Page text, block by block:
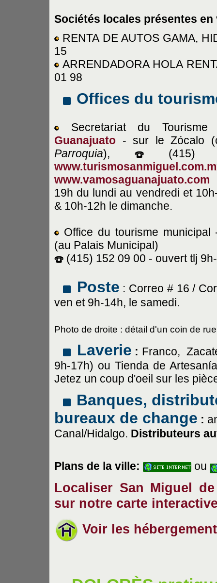
Sociétés locales présentes en
RENTA DE AUTOS GAMA,
15
ARRENDADORA HOLA
01 98
Offices du
Secretaríat du
Guanajuato - sur le Zócalo
Parroquia),
(415)
www.vamosaguanajuato.com
19h du lundi au vendredi et
& 10h-12h le dimanche.
Office du tourisme
(au Palais Municipal)
(415) 152 09 00 - ouvert tlj
Poste : Correo # 16 /
ven et 9h-14h, le samedi.
Photo de droite : détail d'un coin de
Laverie : Franco,
9h-17h) ou Tienda de
Jetez un coup d'oeil sur les
Banques,
bureaux de change :
Canal/Hidalgo. Distributeurs
Plans de la ville: ou
Localiser San Miguel
sur notre carte
Voir les